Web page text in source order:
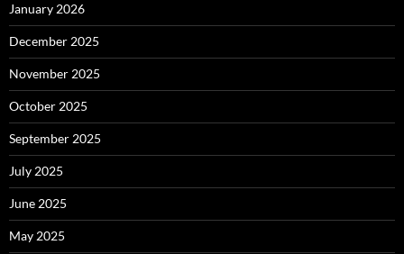
January 2026
December 2025
November 2025
October 2025
September 2025
July 2025
June 2025
May 2025